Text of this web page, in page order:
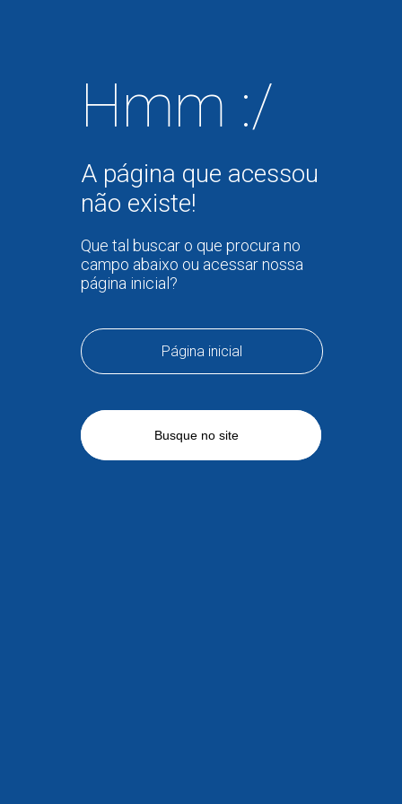
Hmm :/
A página que acessou
não existe!
Que tal buscar o que procura no
campo abaixo ou acessar nossa
página inicial?
Página inicial